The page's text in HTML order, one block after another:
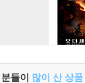
들이 많이 산 상품